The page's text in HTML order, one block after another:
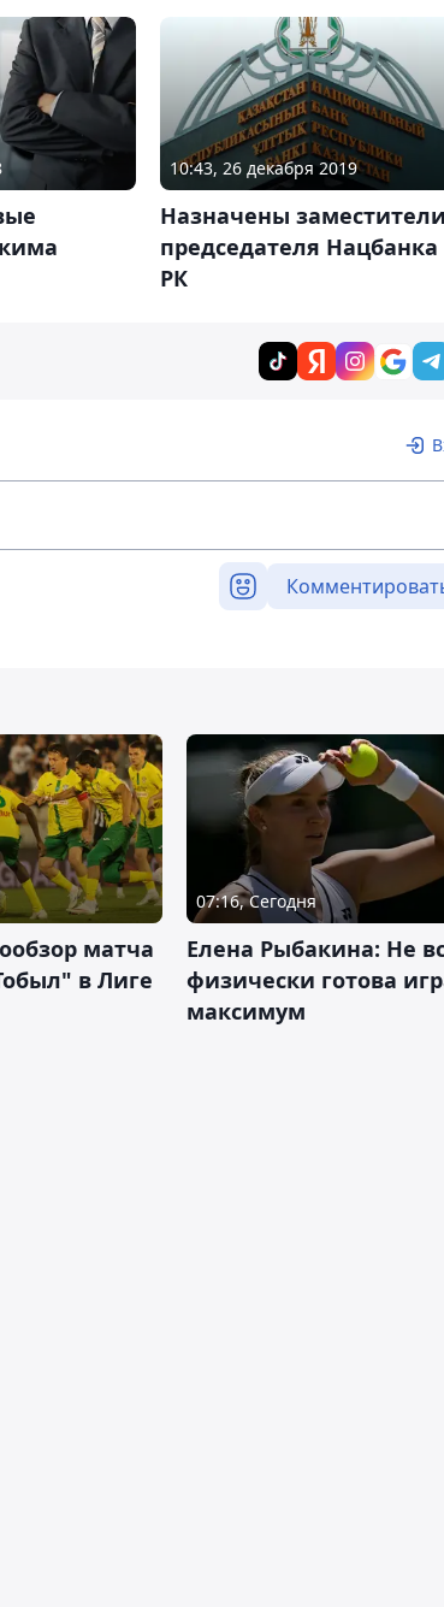
10:43, 26 декабря 2019
Назначены
председателя Нацбанка
РК
матча
в Лиге
07:16, Сегодня
Елена Рыбакина: Не
физически готова
максимум